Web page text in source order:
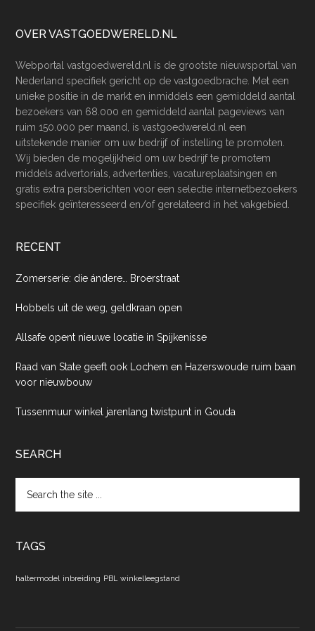
Footer
OVER VASTGOEDWERELD.NL
Webportal vastgoedwereld.nl is de grootste nieuwsportal van
Nederland specifiek gericht op de vastgoedbrache. Met een
unieke positie in de markt en inmiddels een gemiddeld aantal
bezoekers van 68.000 en gemiddeld aantal pageviews van
ruim 150.000 per maand, is vastgoedwereld.nl een
uitstekende manier om uw bedrijf of instelling te promoten.
Wij bieden de mogelijkheid om uw bedrijf te promotem
middels advertorials, advertenties, vacatureplaatsingen en
gratis extra persberichten voor een selectie internetbezoekers
specifiek geïnteresseerd en/of gerelateerd in het vakgebied.
RECENT
Zomerserie: die ándere… Broerstraat
Hobbels uit de weg, geldkraan open
Allsafe opent nieuwe locatie in Spijkenisse
Raad van State geeft ook Lochem en Hazerswoude ruim baan
voor nieuwbouw
Tussenmuur winkel jarenlang twistpunt in Gouda
SEARCH
the
TAGS
haltermodel inbreiding PBL winkelleegstand